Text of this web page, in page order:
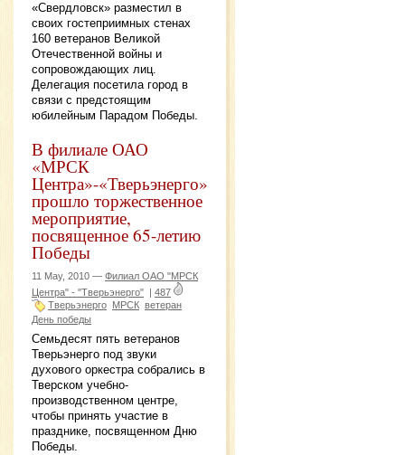
«Свердловск» разместил в
своих гостеприимных стенах
160 ветеранов Великой
Отечественной войны и
сопровождающих лиц.
Делегация посетила город в
связи с предстоящим
юбилейным Парадом Победы.
В филиале ОАО
«МРСК
Центра»-«Тверьэнерго»
прошло торжественное
мероприятие,
посвященное 65-летию
Победы
11 May, 2010 — Филиал ОАО "МРСК
Центра" - "Тверьэнерго" | 487
Тверьэнерго МРСК ветеран
День победы
Семьдесят пять ветеранов
Тверьэнерго под звуки
духового оркестра собрались в
Тверском учебно-
производственном центре,
чтобы принять участие в
празднике, посвященном Дню
Победы.